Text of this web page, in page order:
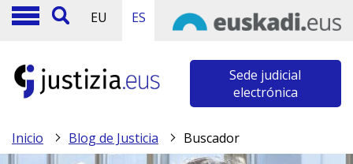
EU ES
Sede judicial
electrónica
Inicio Blog de Justicia Buscador